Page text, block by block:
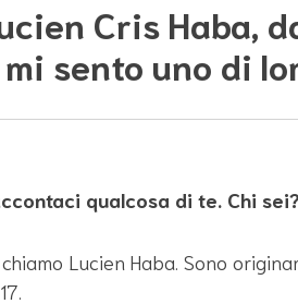
Cris Haba,
sento uno di
qualcosa di te. Chi
Lucien Haba. Sono